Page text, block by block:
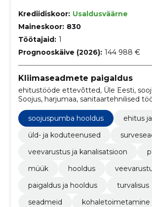
Krediidiskoor: Usaldusväärne
Maineskoor: 830
Töötajaid: 1
Prognooskäive (2026): 144 988 €
Kliimaseadmete paigaldus
ehitustööde ettevõtted, Üle Eesti,
Soojus, harjumaa, sanitaartehnilised
Torud, Gaasiveesoojendi, õhk vesi
soojuspumba hooldus
ehitus
üld- ja koduteenused
veevarustus ja kanalisatsioon
müük
hooldus
paigaldus ja hooldus
turvalisus
seadmeid
kohaletoimetamine